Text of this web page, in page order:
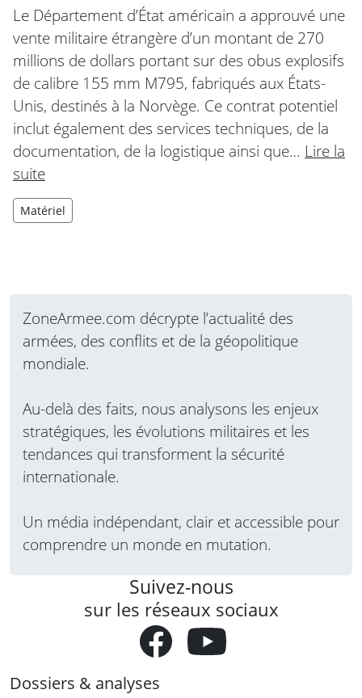
Le Département d’État américain a approuvé une
vente militaire étrangère d’un montant de 270
millions de dollars portant sur des obus explosifs
de calibre 155 mm M795, fabriqués aux États-
Unis, destinés à la Norvège. Ce contrat potentiel
inclut également des services techniques, de la
documentation, de la logistique ainsi que… Lire la
suite
Matériel
ZoneArmee.com décrypte l’actualité des
armées, des conflits et de la géopolitique
mondiale.
Au-delà des faits, nous analysons les enjeux
stratégiques, les évolutions militaires et les
tendances qui transforment la sécurité
internationale.
Un média indépendant, clair et accessible pour
comprendre un monde en mutation.
Suivez-nous
sur les réseaux sociaux
Dossiers & analyses